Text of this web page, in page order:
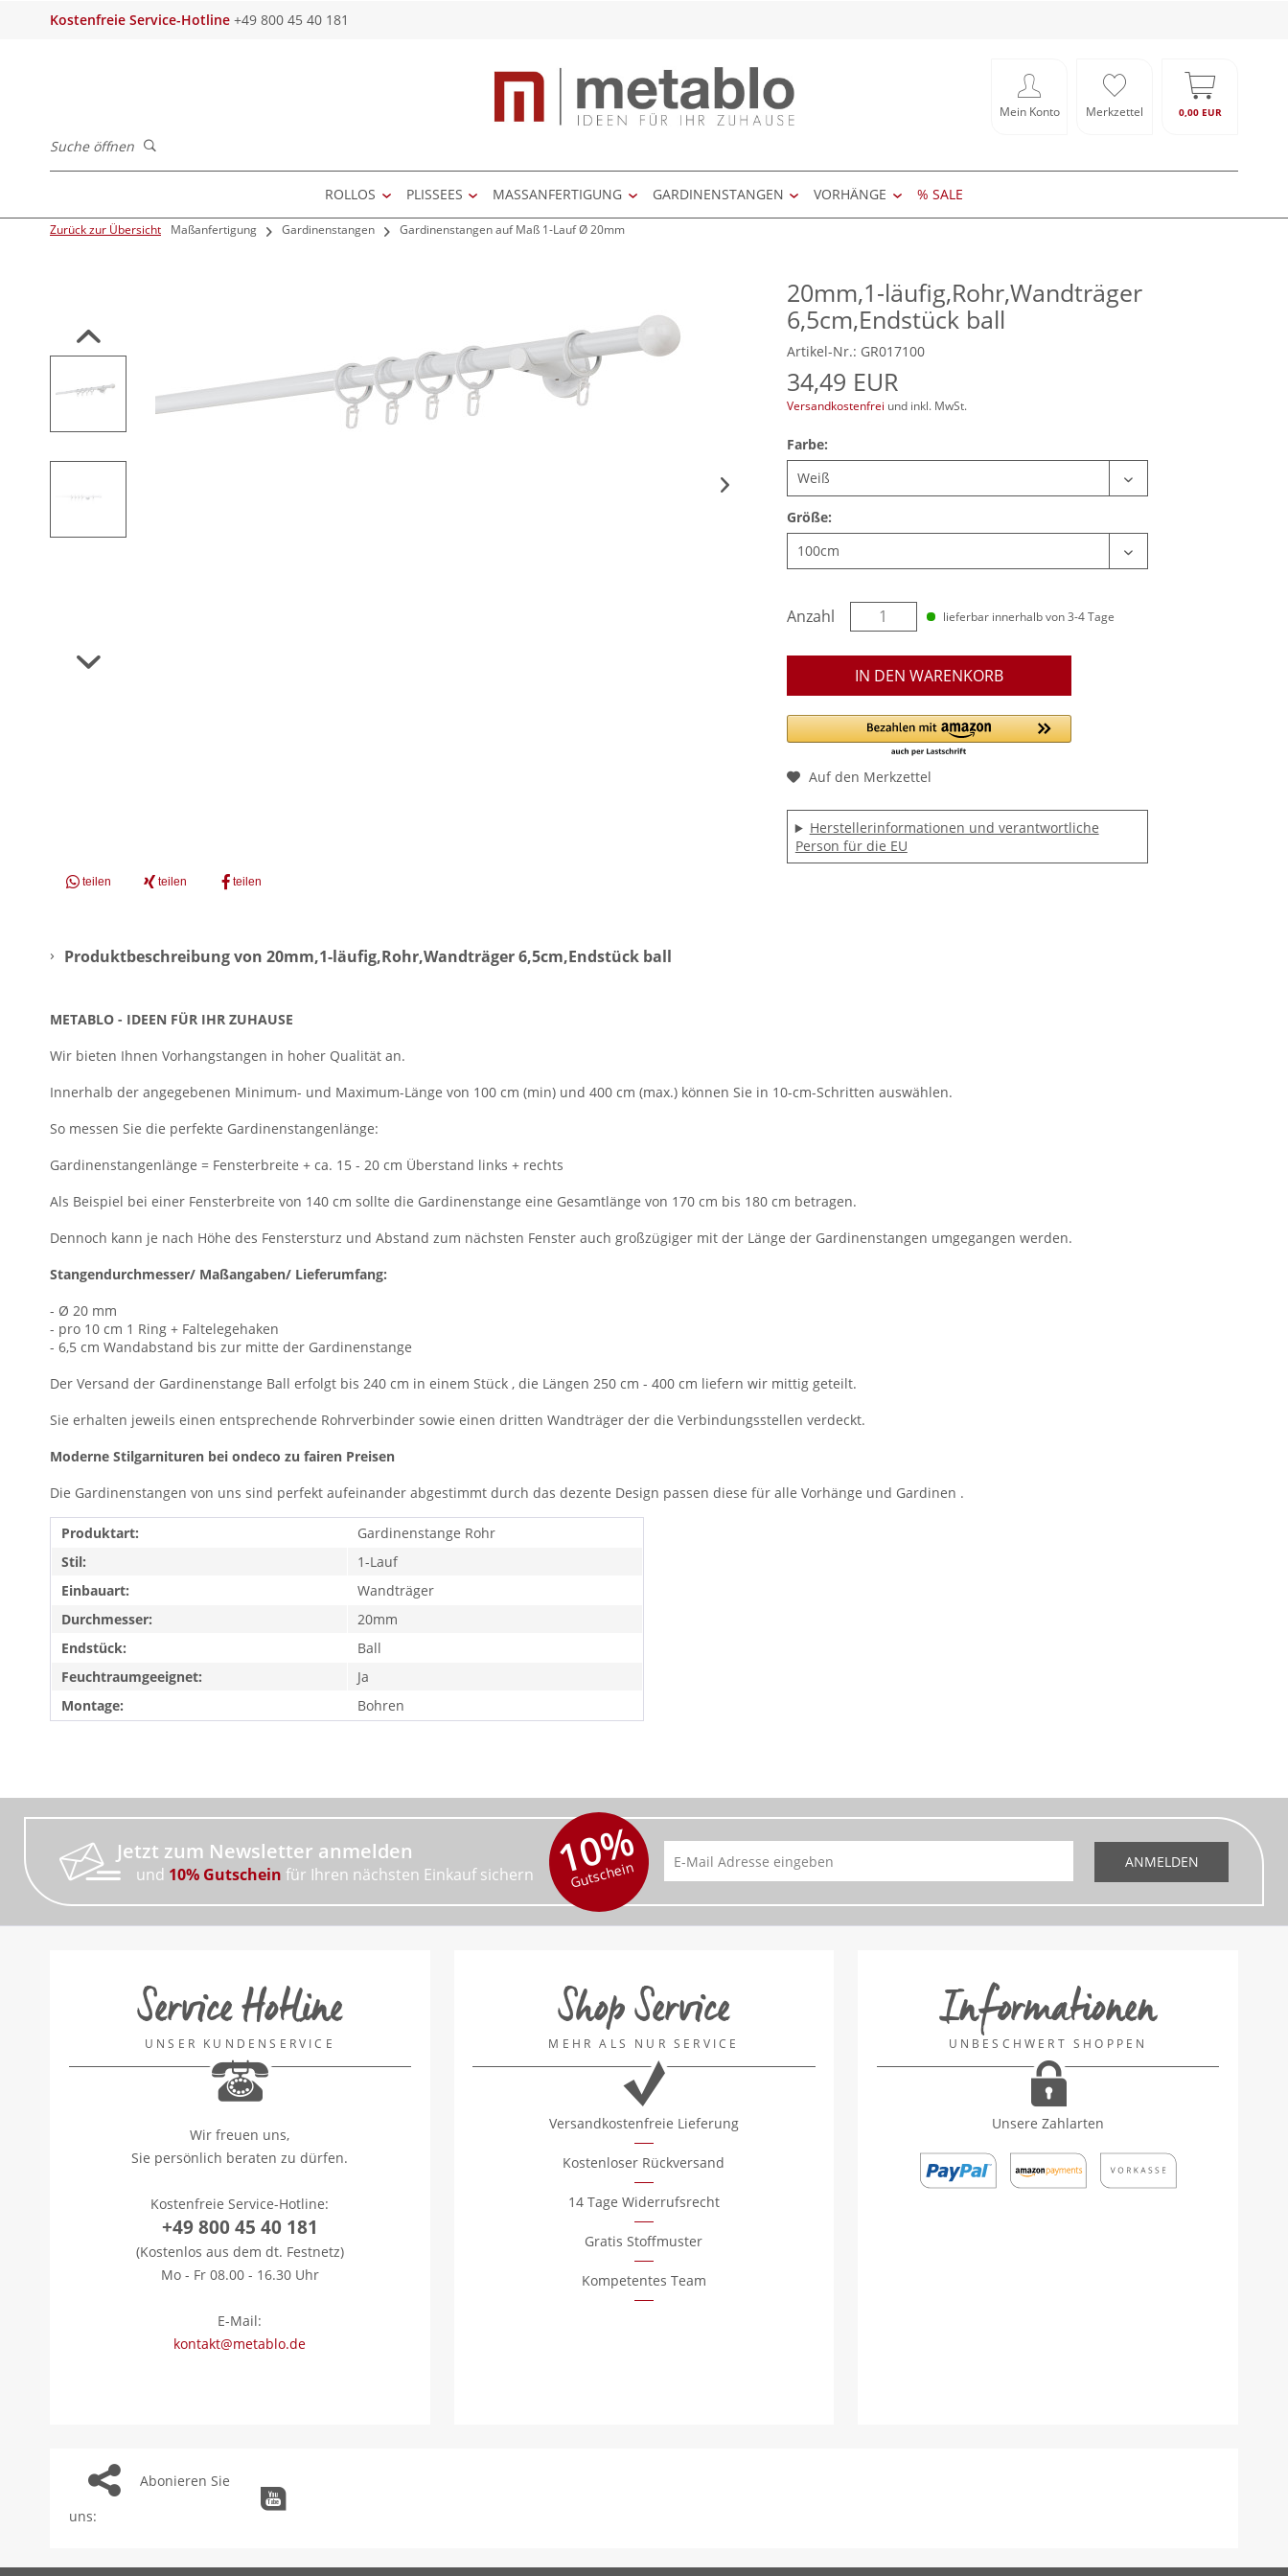
Kostenfreie Service-Hotline +49 800 45 40 181
Suche öffnen
Mein Konto Merkzettel 0,00 EUR
ROLLOS PLISSEES MASSANFERTIGUNG GARDINENSTANGEN VORHÄNGE % SALE
Zurück zur Übersicht Maßanfertigung Gardinenstangen Gardinenstangen auf Maß 1-Lauf Ø 20mm
20mm,1-läufig,Rohr,Wandträger
6,5cm,Endstück ball
Artikel-Nr.: GR017100
34,49 EUR
Versandkostenfrei und inkl. MwSt.
Farbe:
Größe:
Anzahl lieferbar innerhalb von 3-4 Tage
IN DEN WARENKORB
Auf den Merkzettel
Herstellerinformationen und verantwortliche
Person für die EU
teilen teilen teilen
Produktbeschreibung von 20mm,1-läufig,Rohr,Wandträger 6,5cm,Endstück ball
METABLO - IDEEN FÜR IHR ZUHAUSE
Wir bieten Ihnen Vorhangstangen in hoher Qualität an.
Innerhalb der angegebenen Minimum- und Maximum-Länge von 100 cm (min) und 400 cm (max.) können Sie in 10-cm-Schritten auswählen.
So messen Sie die perfekte Gardinenstangenlänge:
Gardinenstangenlänge = Fensterbreite + ca. 15 - 20 cm Überstand links + rechts
Als Beispiel bei einer Fensterbreite von 140 cm sollte die Gardinenstange eine Gesamtlänge von 170 cm bis 180 cm betragen.
Dennoch kann je nach Höhe des Fenstersturz und Abstand zum nächsten Fenster auch großzügiger mit der Länge der Gardinenstangen umgegangen werden.
Stangendurchmesser/ Maßangaben/ Lieferumfang:
- Ø 20 mm
- pro 10 cm 1 Ring + Faltelegehaken
- 6,5 cm Wandabstand bis zur mitte der Gardinenstange
Der Versand der Gardinenstange Ball erfolgt bis 240 cm in einem Stück , die Längen 250 cm - 400 cm liefern wir mittig geteilt.
Sie erhalten jeweils einen entsprechende Rohrverbinder sowie einen dritten Wandträger der die Verbindungsstellen verdeckt.
Moderne Stilgarnituren bei ondeco zu fairen Preisen
Die Gardinenstangen von uns sind perfekt aufeinander abgestimmt durch das dezente Design passen diese für alle Vorhänge und Gardinen .
Produktart:
Gardinenstange Rohr
Stil:
1-Lauf
Einbauart:
Wandträger
Durchmesser:
20mm
Endstück:
Ball
Feuchtraumgeeignet:
Ja
Montage:
Bohren
Jetzt zum Newsletter anmelden
und 10% Gutschein für Ihren nächsten Einkauf sichern 10%
Gutschein ANMELDEN
Service Hotline
UNSER KUNDENSERVICE
Wir freuen uns,
Sie persönlich beraten zu dürfen.
Kostenfreie Service-Hotline:
+49 800 45 40 181
(Kostenlos aus dem dt. Festnetz)
Mo - Fr 08.00 - 16.30 Uhr
E-Mail:
kontakt@metablo.de
Shop Service
MEHR ALS NUR SERVICE
Versandkostenfreie Lieferung
Kostenloser Rückversand
14 Tage Widerrufsrecht
Gratis Stoffmuster
Kompetentes Team
Informationen
UNBESCHWERT SHOPPEN
Unsere Zahlarten
Abonieren Sie
uns: